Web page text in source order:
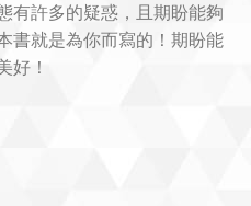
有許多的疑惑，且期盼能夠
書就是為你而寫的！期盼能
好！